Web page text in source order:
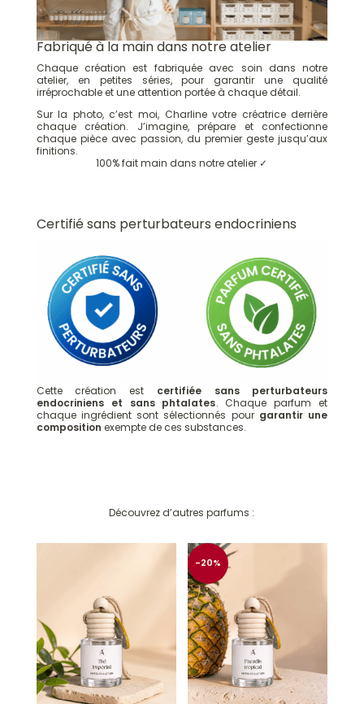
Fabriqué à la main dans notre atelier
Chaque création est fabriquée avec soin dans notre
atelier, en petites séries, pour garantir une qualité
irréprochable et une attention portée à chaque détail.
Sur la photo, c’est moi, Charline votre créatrice derrière
chaque création. J’imagine, prépare et confectionne
chaque pièce avec passion, du premier geste jusqu’aux
finitions.
100% fait main dans notre atelier ✓
Certifié sans perturbateurs endocriniens
Cette création est certifiée sans perturbateurs
endocriniens et sans phtalates. Chaque parfum et
chaque ingrédient sont sélectionnés pour garantir une
composition exempte de ces substances.
Découvrez d’autres parfums :
-20%